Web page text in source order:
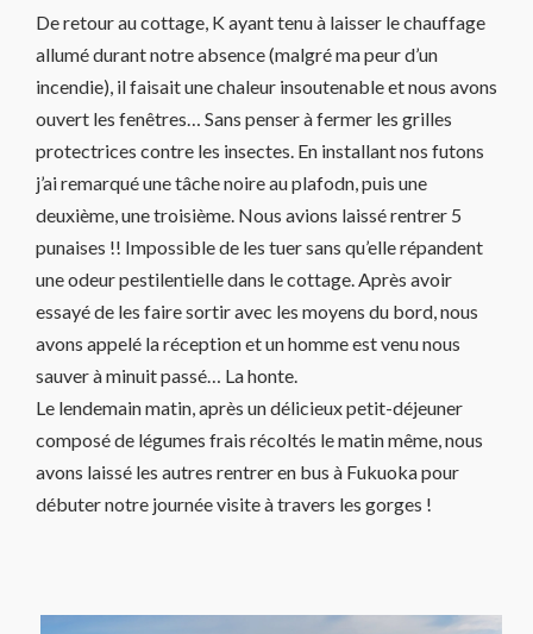
De retour au cottage, K ayant tenu à laisser le chauffage
allumé durant notre absence (malgré ma peur d’un
incendie), il faisait une chaleur insoutenable et nous avons
ouvert les fenêtres… Sans penser à fermer les grilles
protectrices contre les insectes. En installant nos futons
j’ai remarqué une tâche noire au plafodn, puis une
deuxième, une troisième. Nous avions laissé rentrer 5
punaises !! Impossible de les tuer sans qu’elle répandent
une odeur pestilentielle dans le cottage. Après avoir
essayé de les faire sortir avec les moyens du bord, nous
avons appelé la réception et un homme est venu nous
sauver à minuit passé… La honte.
Le lendemain matin, après un délicieux petit-déjeuner
composé de légumes frais récoltés le matin même, nous
avons laissé les autres rentrer en bus à Fukuoka pour
débuter notre journée visite à travers les gorges !